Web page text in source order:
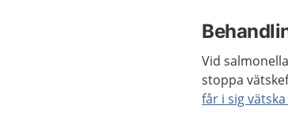
Vid
stoppa
får i sig